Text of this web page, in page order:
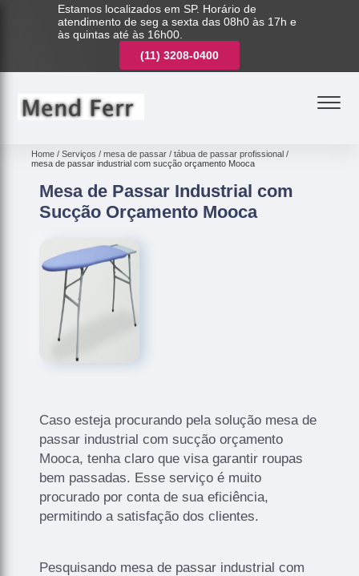
Estamos localizados em SP. Horário de
atendimento de seg a sexta das 08h0 às 17h e
às quintas até às 16h00.
(11) 3208-0400
Home Serviços mesa de passar
tábua de passar profissional
mesa de passar industrial com sucção orçamento Mooca
Mesa de Passar Industrial com
Sucção Orçamento Mooca
Caso esteja procurando pela solução mesa de
passar industrial com sucção orçamento
Mooca, tenha claro que visa garantir roupas
bem passadas. Esse serviço é muito
procurado por conta de sua eficiência,
permitindo a satisfação dos clientes.
Pesquisando mesa de passar industrial com